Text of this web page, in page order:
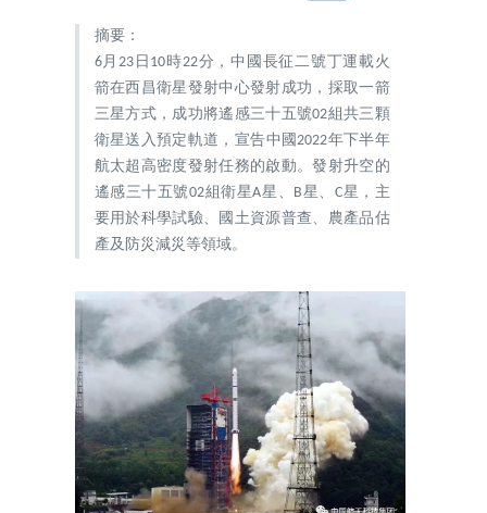
摘要：
6月23日10時22分，中國長征二號丁運載火
箭在西昌衛星發射中心發射成功，採取一箭
三星方式，成功將遙感三十五號02組共三顆
衛星送入預定軌道，宣告中國2022年下半年
航太超高密度發射任務的啟動。發射升空的
遙感三十五號02組衛星A星、B星、C星，主
要用於科學試驗、國土資源普查、農產品估
產及防災減災等領域。